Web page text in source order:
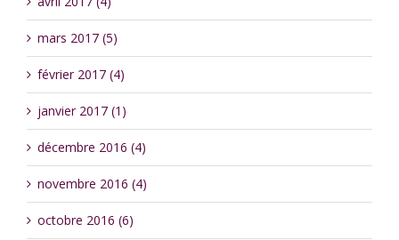
mars 2017 (5)
février 2017 (4)
janvier 2017 (1)
décembre 2016 (4)
novembre 2016 (4)
octobre 2016 (6)